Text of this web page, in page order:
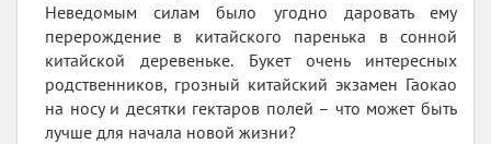
Неведомым силам было угодно даровать ему
перерождение в китайского паренька в сонной
китайской деревеньке. Букет очень интересных
родственников, грозный китайский экзамен Гаокао
на носу и десятки гектаров полей – что может быть
лучше для начала новой жизни?